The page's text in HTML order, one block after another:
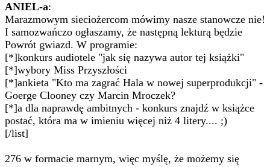
ANIEL-a:
Marazmowym sieciożercom mówimy nasze stanowcze nie!
I samozwańczo ogłaszamy, że następną lekturą będzie
Powrót gwiazd. W programie:
[*]konkurs audiotele "jak się nazywa autor tej książki"
[*]wybory Miss Przyszłości
[*]ankieta "Kto ma zagrać Hala w nowej superprodukcji" -
Goerge Clooney czy Marcin Mroczek?
[*]a dla naprawdę ambitnych - konkurs znajdź w książce
postać, która ma w imieniu więcej niż 4 litery.... ;)
[/list]
276 w formacie marnym, więc myślę, że możemy się